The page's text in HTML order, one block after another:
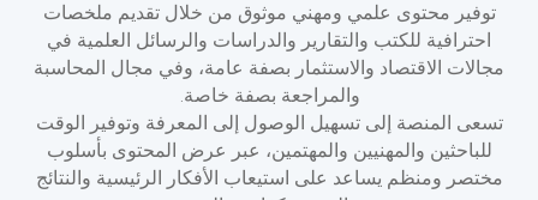
توفير محتوى علمي ومهني موثوق من خلال تقديم ملخصات
احترافية للكتب والتقارير والدراسات والرسائل العلمية في
مجالات الاقتصاد والاستثمار بصفة عامة، وفي مجال المحاسبة
والمراجعة بصفة خاصة.
تسعى المنصة إلى تسهيل الوصول إلى المعرفة وتوفير الوقت
للباحثين والمهنيين والمهتمين، عبر عرض المحتوى بأسلوب
مختصر ومنظم يساعد على استيعاب الأفكار الرئيسية والنتائج